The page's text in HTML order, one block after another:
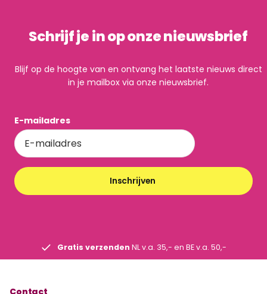
Schrijf je in op onze nieuwsbrief
Blijf op de hoogte van en ontvang het laatste nieuws direct
in je mailbox via onze nieuwsbrief.
E-mailadres
Inschrijven
Gratis verzenden NL v.a. 35,- en BE v.a. 50,-
Contact